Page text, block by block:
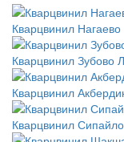
Кварцвинил Нагаево
Кварцвинил Зубово
Кварцвинил
Кварцвинил